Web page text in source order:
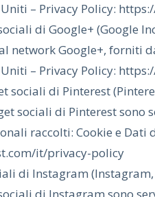
– Privacy Policy:
di Google+ (Google
network Google+, forniti
– Privacy Policy:
sociali di Pinterest
sociali di Pinterest
raccolti: Cookie e
it/privacy-policy
di Instagram (Instagram,